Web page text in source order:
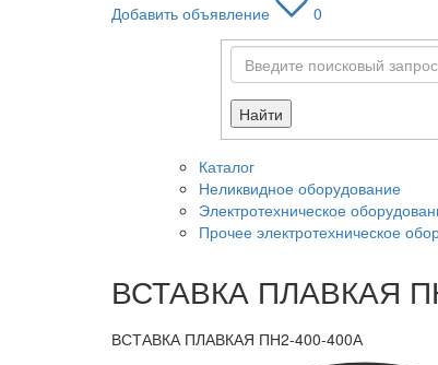
Добавить объявление 0
Найти
Каталог
Неликвидное оборудование
Электротехническое
Прочее электротехническое
ВСТАВКА ПЛАВКАЯ
ВСТАВКА ПЛАВКАЯ ПН2-400-400А